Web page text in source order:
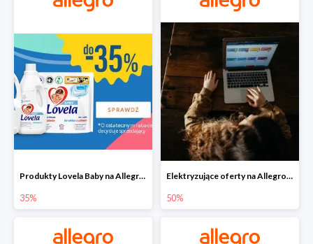
Produkty Lovela Baby na Allegro do -35%
35%
Elektryzujące oferty na Allegro do -50%
50%